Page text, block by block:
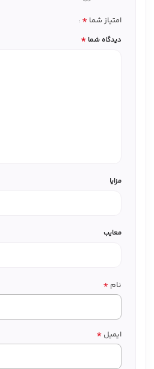
امتیاز شما *
دیدگاه شما *
مزایا
معایب
نام *
ایمیل *